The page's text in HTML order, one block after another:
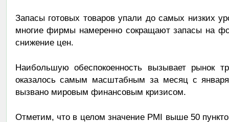
Запасы готовых товаров упали до самых низких
многие фирмы намеренно сокращают запасы на
снижение цен.
Наибольшую обеспокоенность вызывает рынок
оказалось самым масштабным за месяц с
вызвано мировым финансовым кризисом.
Отметим, что в целом значение PMI выше 50